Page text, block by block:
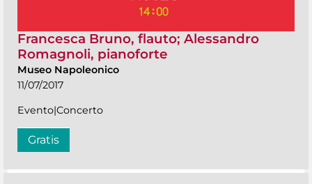
Francesca Bruno, flauto; Alessandro
Romagnoli, pianoforte
Museo Napoleonico
11/07/2017
Evento|Concerto
Gratis